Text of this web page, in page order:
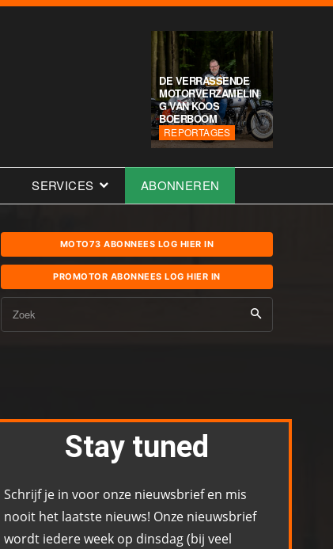
DE VERRASSENDE
MOTORVERZAMELIN
G VAN KOOS
BOERBOOM
REPORTAGES
SERVICES ABONNEREN
MOTO73 ABONNEES LOG HIER IN
PROMOTOR ABONNEES LOG HIER IN
Zoek
Stay tuned
Schrijf je in voor onze nieuwsbrief en mis
nooit het laatste nieuws! Onze nieuwsbrief
wordt iedere week op dinsdag (bij veel